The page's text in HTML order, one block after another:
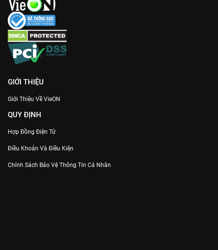
GIỚI THIỆU
Giới Thiệu Về VieON
QUY ĐỊNH
Hợp Đồng Điện Tử
Điều Khoản Và Điều Kiện
Chính Sách Bảo Vệ Thông Tin Cá Nhân